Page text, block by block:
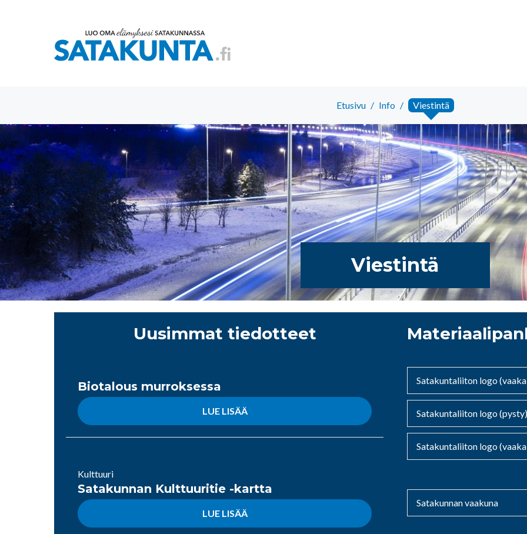
Etusivu / Info / Viestintä
Viestintä
Uusimmat tiedotteet
Biotalous murroksessa
LUE LISÄÄ
Kulttuuri
Satakunnan Kulttuuritie -kartta
LUE LISÄÄ
Satakuntaliiton logo
Satakuntaliiton logo (pysty)
Satakuntaliiton logo
Satakunnan vaakuna